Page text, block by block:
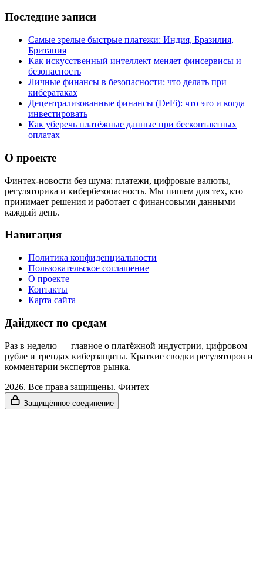
Последние записи
Самые зрелые быстрые платежи: Индия, Бразилия,
Британия
Как искусственный интеллект меняет финсервисы и
безопасность
Личные финансы в безопасности: что делать при
кибератаках
Децентрализованные финансы (DeFi): что это и когда
инвестировать
Как уберечь платёжные данные при бесконтактных
оплатах
О проекте
Финтех-новости без шума: платежи, цифровые валюты,
регуляторика и кибербезопасность. Мы пишем для тех, кто
принимает решения и работает с финансовыми данными
каждый день.
Навигация
Политика конфиденциальности
Пользовательское соглашение
О проекте
Контакты
Карта сайта
Дайджест по средам
Раз в неделю — главное о платёжной индустрии, цифровом
рубле и трендах киберзащиты. Краткие сводки регуляторов и
комментарии экспертов рынка.
2026. Все права защищены. Финтех
Защищённое соединение